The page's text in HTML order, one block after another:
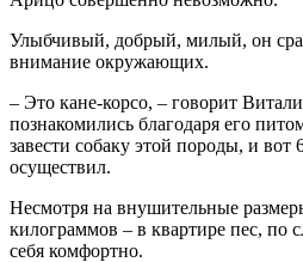
Улыбчивый, добрый, милый, он
внимание окружающих.
– Это кане-корсо, – говорит
познакомились благодаря его
завести собаку этой породы, и вот
осуществил.
Несмотря на внушительные
килограммов – в квартире пес, по
себя комфортно.